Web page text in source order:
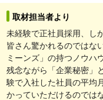
取材担当者より
未経験で正社員採用、し
皆さん驚かれるのではな
ミーンズ」の持つノウハ
残念ながら「企業秘密」
験で入社した社員の平均
かっていただけるのでは